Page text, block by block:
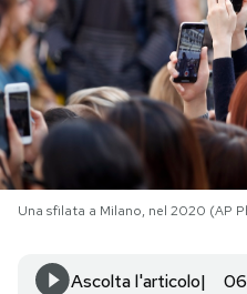
PODCAST
NEWSLETTER
I MIEI PREFERITI
Una sfilata a Milano, nel 2020 (AP
Ascolta l'articolo